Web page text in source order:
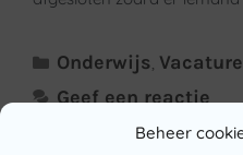
Beheer
Onderwijs
Geef een reactie